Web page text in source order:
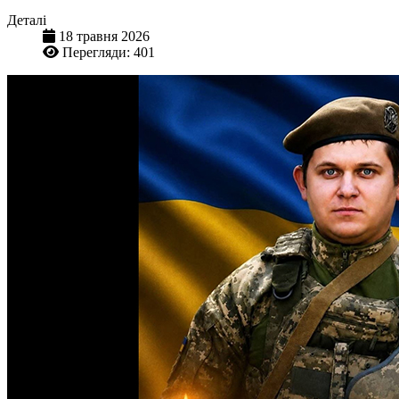
Деталі
18 травня 2026
Перегляди: 401